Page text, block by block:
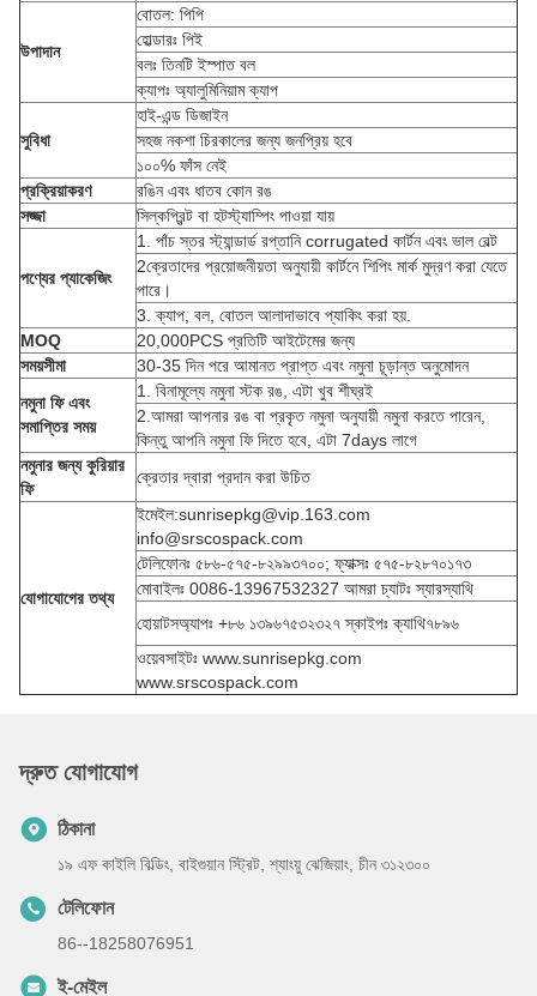
উপাদান
বোতল: পিপি
হোল্ডারঃ পিই
বলঃ তিনটি ইস্পাত বল
ক্যাপঃ অ্যালুমিনিয়াম ক্যাপ
সুবিধা
হাই-এন্ড ডিজাইন
সহজ নকশা চিরকালের জন্য জনপ্রিয় হবে
১০০% ফাঁস নেই
প্রক্রিয়াকরণ
রঙিন এবং ধাতব কোন রঙ
সজ্জা
সিল্কপ্রিন্ট বা হটস্ট্যাম্পিং পাওয়া যায়
পণ্যের প্যাকেজিং
1. পাঁচ স্তর স্ট্যান্ডার্ড রপ্তানি corrugated কার্টন এবং ভাল বেল্ট
2ক্রেতাদের প্রয়োজনীয়তা অনুযায়ী কার্টনে শিপিং মার্ক মুদ্রণ করা যেতে
পারে।
3. ক্যাপ, বল, বোতল আলাদাভাবে প্যাকিং করা হয়.
MOQ
20,000PCS প্রতিটি আইটেমের জন্য
সময়সীমা
30-35 দিন পরে আমানত প্রাপ্ত এবং নমুনা চূড়ান্ত অনুমোদন
নমুনা ফি এবং
সমাপ্তির সময়
1. বিনামূল্যে নমুনা স্টক রঙ, এটা খুব শীঘ্রই
2.আমরা আপনার রঙ বা প্রকৃত নমুনা অনুযায়ী নমুনা করতে পারেন,
কিন্তু আপনি নমুনা ফি দিতে হবে, এটা 7days লাগে
নমুনার জন্য কুরিয়ার
ফি
ক্রেতার দ্বারা প্রদান করা উচিত
যোগাযোগের তথ্য
ইমেইল:sunrisepkg@vip.163.com
info@srscospack.com
টেলিফোনঃ ৫৮৬-৫৭৫-৮২৯৯৩৭০০; ফ্যাক্সঃ ৫৭৫-৮২৮৭০১৭৩
মোবাইলঃ 0086-13967532327 আমরা চ্যাটঃ স্যারস্যাথি
হোয়াটসঅ্যাপঃ +৮৬ ১৩৯৬৭৫৩২৩২৭ স্কাইপঃ ক্যাথি৭৮৯৬
ওয়েবসাইটঃ www.sunrisepkg.com
www.srscospack.com
দ্রুত যোগাযোগ
ঠিকানা
১৯ এফ কাইলি বিল্ডিং, বাইগুয়ান স্ট্রিট, শ্যাংয়ু ঝেজিয়াং, চীন ৩১২৩০০
টেলিফোন
86--18258076951
ই-মেইল